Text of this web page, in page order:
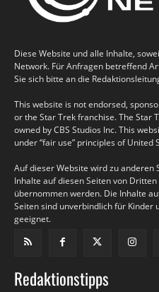
Diese Website und alle Inhalte,
Network. Für Anfragen betreffend
Sie sich bitte an die
This website is not endorsed,
or the Star Trek franchise. The Star
owned by CBS Studios Inc. This
under “fair use” principles of United
Auf dieser Website wird zu anderen
Inhalte auf diesen Seiten von
übernommen werden. Die Inhalte
Seiten sind unverbindlich für Kinder
geeignet.
Redaktionstipps